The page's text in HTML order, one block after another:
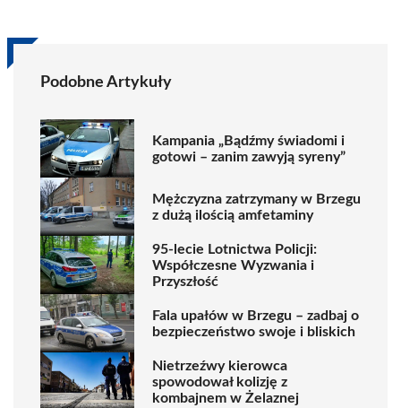
Podobne Artykuły
Kampania „Bądźmy świadomi i
gotowi – zanim zawyją syreny”
Mężczyzna zatrzymany w Brzegu
z dużą ilością amfetaminy
95-lecie Lotnictwa Policji:
Współczesne Wyzwania i
Przyszłość
Fala upałów w Brzegu – zadbaj o
bezpieczeństwo swoje i bliskich
Nietrzeźwy kierowca
spowodował kolizję z
kombajnem w Żelaznej